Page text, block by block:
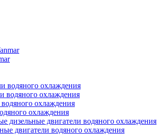
водяного охлаждения
водяного охлаждения
охлаждения
охлаждения
дизельные двигатели водяного охлаждения
двигатели водяного охлаждения